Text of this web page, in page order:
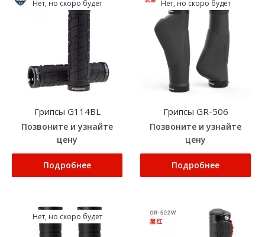
Нет, но скоро будет
Грипсы G114BL
Позвоните и узнайте
цену
Подробнее
Нет, но скоро будет
Грипсы GR-506
Позвоните и узнайте
цену
Подробнее
Нет, но скоро будет